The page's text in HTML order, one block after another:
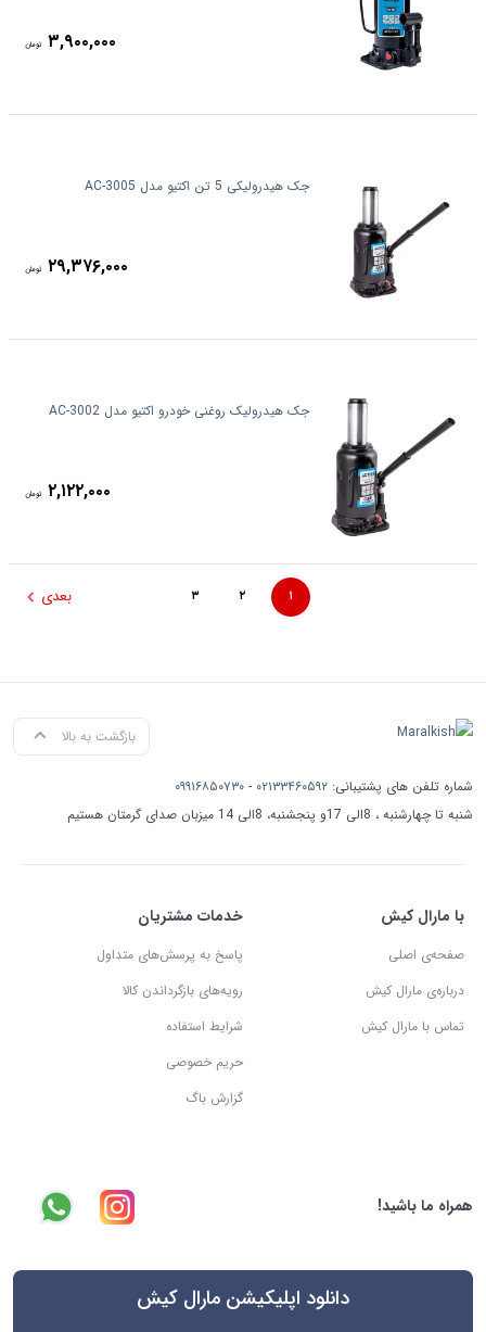
۳,۹۰۰,۰۰۰ تومان
جک هیدرولیکی 5 تن اکتیو مدل AC-3005
۲۹,۳۷۶,۰۰۰ تومان
جک هیدرولیک روغنی خودرو اکتیو مدل AC-3002
۲,۱۲۲,۰۰۰ تومان
۱ ۲ ۳ بعدی
بازگشت به بالا
شماره تلفن های پشتیبانی: ۰۲۱۳۳۴۶۰۵۹۲ - ۰۹۹۱۶۸۵۰۷۳۰
شنبه تا چهارشنبه ، 8الی 17و پنجشنبه، 8الی 14 میزبان صدای گرمتان هستیم
با مارال کیش
صفحه‌ی اصلی
درباره‌ی مارال کیش
تماس با مارال کیش
خدمات مشتریان
پاسخ به پرسش‌های متداول
رویه‌های بازگرداندن کالا
شرایط استفاده
حریم خصوصی
گزارش باگ
همراه ما باشید!
دانلود اپلیکیشن مارال کیش